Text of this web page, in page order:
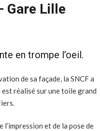
Gare Lille
en trompe l’oeil.
de sa façade, la SNCF a
est réalisé sur une toile grand
et de la pose de